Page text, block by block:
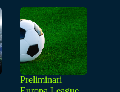
Preliminari